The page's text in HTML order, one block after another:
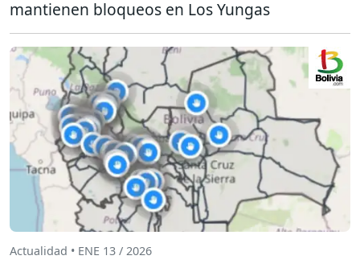
mantienen bloqueos en Los Yungas
Actualidad • ENE 13 / 2026